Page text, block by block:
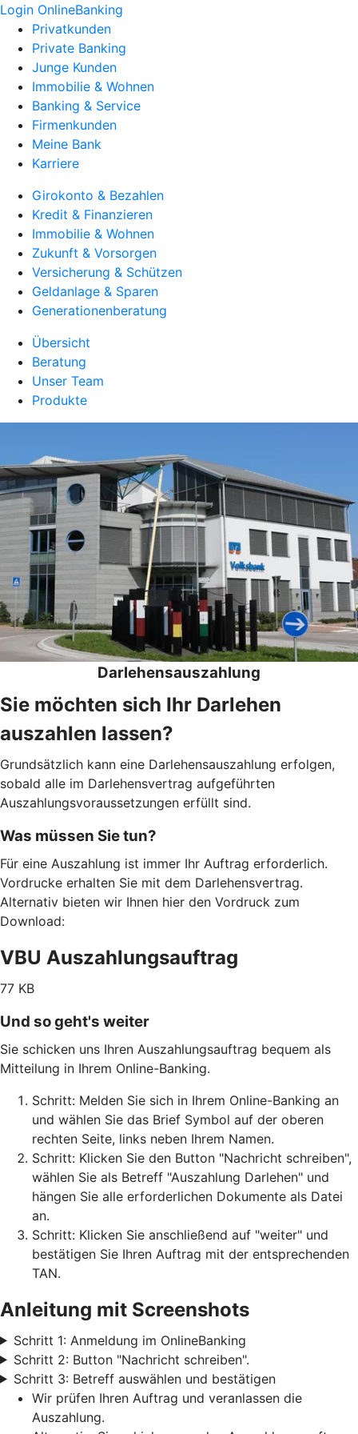
Login OnlineBanking
Privatkunden
Private Banking
Junge Kunden
Immobilie & Wohnen
Banking & Service
Firmenkunden
Meine Bank
Karriere
Girokonto & Bezahlen
Kredit & Finanzieren
Immobilie & Wohnen
Zukunft & Vorsorgen
Versicherung & Schützen
Geldanlage & Sparen
Generationenberatung
Übersicht
Beratung
Unser Team
Produkte
Darlehensauszahlung
Sie möchten sich Ihr Darlehen
auszahlen lassen?
Grundsätzlich kann eine Darlehensauszahlung erfolgen,
sobald alle im Darlehensvertrag aufgeführten
Auszahlungsvoraussetzungen erfüllt sind.
Was müssen Sie tun?
Für eine Auszahlung ist immer Ihr Auftrag erforderlich.
Vordrucke erhalten Sie mit dem Darlehensvertrag.
Alternativ bieten wir Ihnen hier den Vordruck zum
Download:
VBU Auszahlungsauftrag
77 KB
Und so geht's weiter
Sie schicken uns Ihren Auszahlungsauftrag bequem als
Mitteilung in Ihrem Online-Banking.
Schritt: Melden Sie sich in Ihrem Online-Banking an
und wählen Sie das Brief Symbol auf der oberen
rechten Seite, links neben Ihrem Namen.
Schritt: Klicken Sie den Button "Nachricht schreiben",
wählen Sie als Betreff "Auszahlung Darlehen" und
hängen Sie alle erforderlichen Dokumente als Datei
an.
Schritt: Klicken Sie anschließend auf "weiter" und
bestätigen Sie Ihren Auftrag mit der entsprechenden
TAN.
Anleitung mit Screenshots
Schritt 1: Anmeldung im OnlineBanking
Schritt 2: Button "Nachricht schreiben".
Schritt 3: Betreff auswählen und bestätigen
Wir prüfen Ihren Auftrag und veranlassen die
Auszahlung.